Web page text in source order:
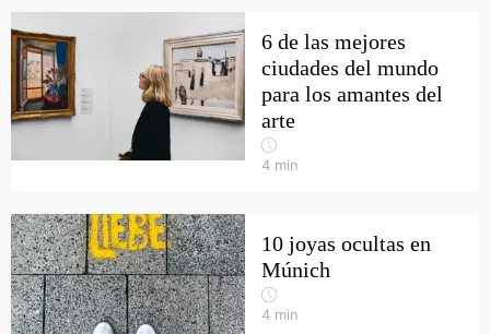
6 de las mejores
ciudades del mundo
para los amantes del
arte
4 min
10 joyas ocultas en
Múnich
4 min